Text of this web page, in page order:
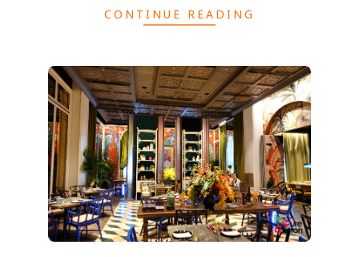
CONTINUE READING